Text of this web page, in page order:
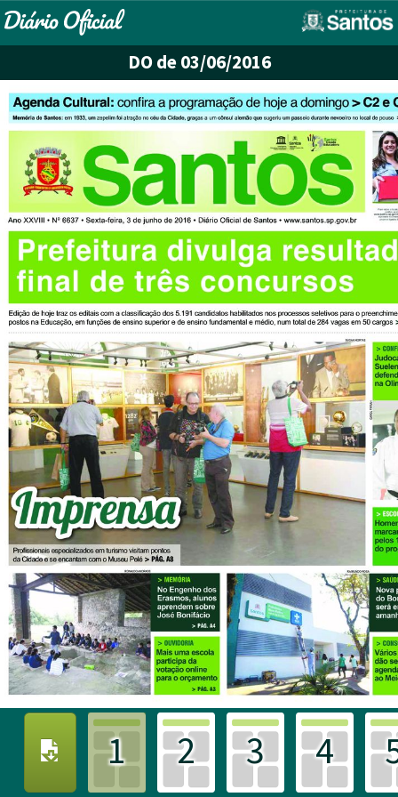
DOde 03/06/2016
1 2 3 4